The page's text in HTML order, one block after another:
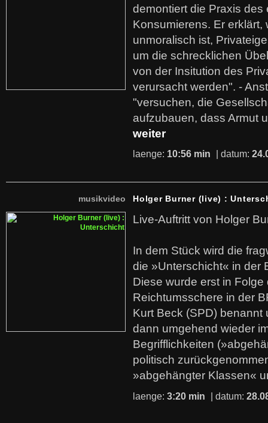
demontiert die Praxis des
Konsumierens. Er erklärt,
unmoralisch ist,
um die schrecklichen
von der Insitution des
verursacht werden". -
"versuchen, die
aufzubauen, dass Armut
weiter
laenge: 10:56 min | datum:
musikvideo Holger Burner (live) :
Live-Auftritt von Holger
In dem Stück wird die
die »Unterschicht« in der
Diese wurde erst in
Reichtumsschere in der
Kurt Beck (SPD)
dann umgehend wieder
Begrifflichkeiten
politisch
»abgehängter Klassen«
laenge: 3:20 min | datum: